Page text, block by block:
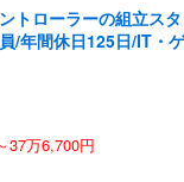
トローラーの組立ス
/年間休日125日/IT・
37万6,700円